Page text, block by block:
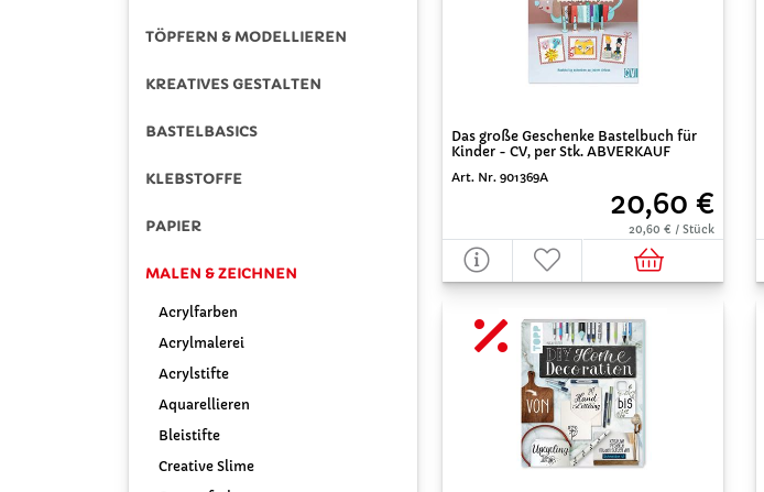
TÖPFERN & MODELLIEREN
KREATIVES GESTALTEN
BASTELBASICS
KLEBSTOFFE
PAPIER
MALEN & ZEICHNEN
Acrylfarben
Acrylmalerei
Acrylstifte
Aquarellieren
Bleistifte
Creative Slime
Das große Geschenke Bastelbuch für
Kinder - CV, per Stk. ABVERKAUF
Art. Nr. 901369A
20,60 €
20,60 € / Stück